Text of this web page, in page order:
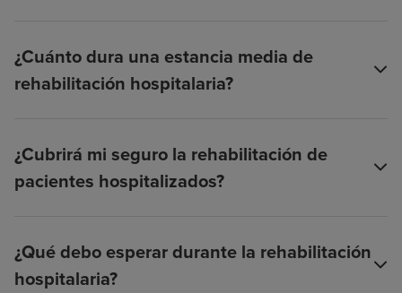
¿Cuánto dura una estancia media de
rehabilitación hospitalaria?
¿Cubrirá mi seguro la rehabilitación de
pacientes hospitalizados?
¿Qué debo esperar durante la rehabilitación
hospitalaria?